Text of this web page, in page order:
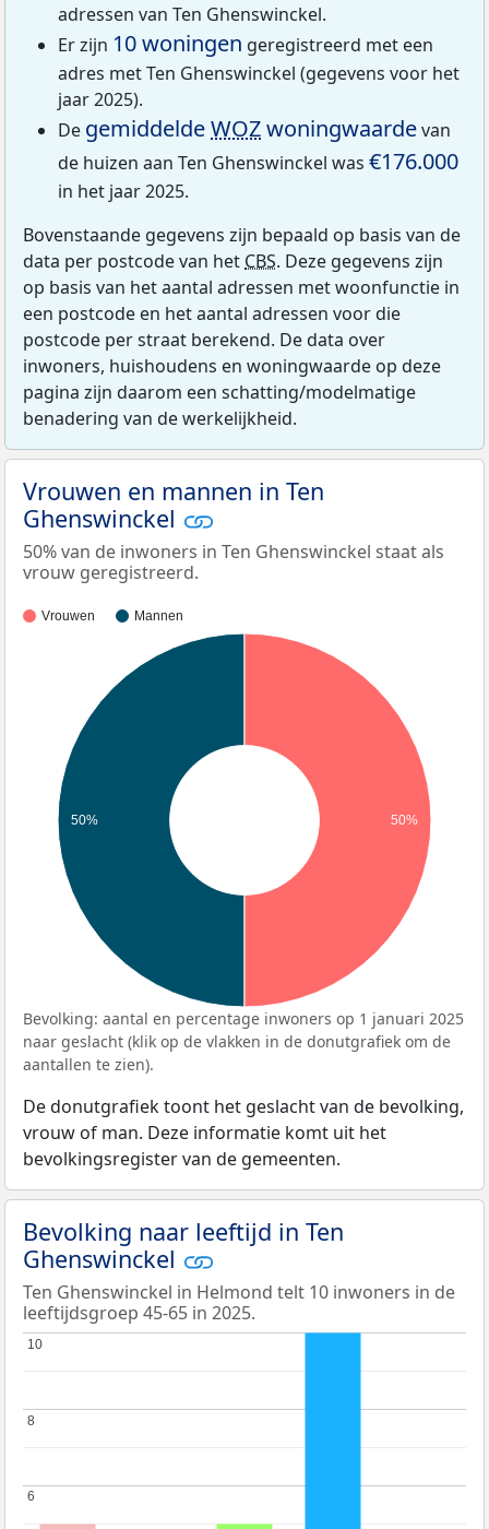
adressen van Ten Ghenswinckel.
Er zijn 10 woningen geregistreerd met een
adres met Ten Ghenswinckel (gegevens voor het
jaar 2025).
De gemiddeldeWOZwoningwaardevan
de huizen aan Ten Ghenswinckel was €176.000
in het jaar 2025.
Bovenstaande gegevens zijn bepaald op basis van de
data per postcode van het CBS. Deze gegevens zijn
op basis van het aantal adressen met woonfunctie in
een postcode en het aantal adressen voor die
postcode per straat berekend. De data over
inwoners, huishoudens en woningwaarde op deze
pagina zijn daarom een schatting/modelmatige
benadering van de werkelijkheid.
Vrouwen en mannen in Ten
Ghenswinckel
50% van de inwoners in Ten Ghenswinckel staat als
vrouw geregistreerd.
Vrouwen Mannen
50% 50%
Bevolking: aantal en percentage inwoners op 1 januari 2025
naar geslacht (klik op de vlakken in de donutgrafiek om de
aantallen te zien).
De donutgrafiek toont het geslacht van de bevolking,
vrouw of man. Deze informatie komt uit het
bevolkingsregister van de gemeenten.
Bevolking naar leeftijd in Ten
Ghenswinckel
Ten Ghenswinckel in Helmond telt 10 inwoners in de
leeftijdsgroep 45-65 in 2025.
6
6
8
8
10
10